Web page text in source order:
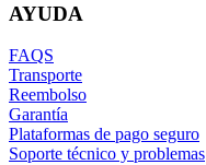
AYUDA
FAQS
Transporte
Reembolso
Garantía
Plataformas de pago seguro
Soporte técnico y problemas